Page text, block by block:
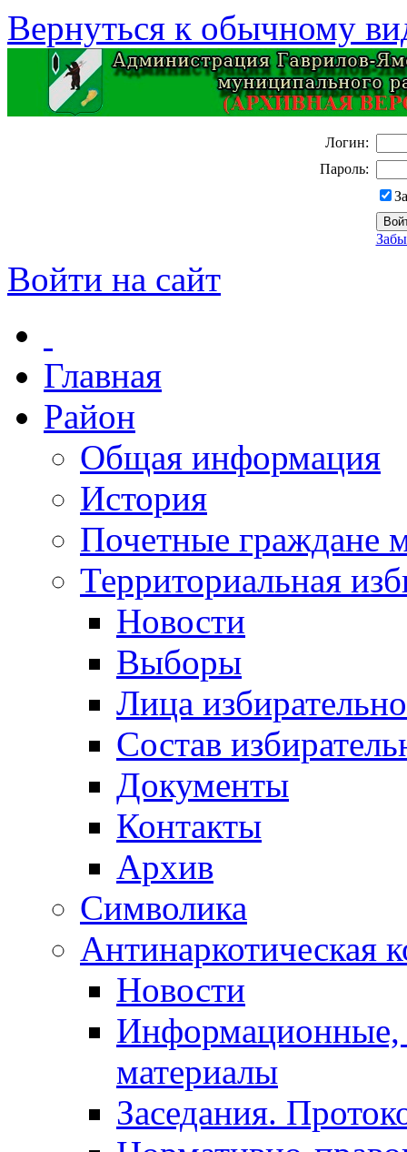
Вернуться к обычному
Логин:
Пароль:
Войти на сайт
Главная
Район
Общая информация
История
Почетные граждане
Территориальная
Новости
Выборы
Лица
Состав
Документы
Контакты
Архив
Символика
Антинаркотическая
Новости
Информационные,
материалы
Заседания.